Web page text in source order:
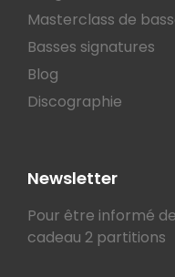
Masterclass de
Basses signatures
Blog
Discographie
Newsletter
Pour être informé
cadeau 2 partitions